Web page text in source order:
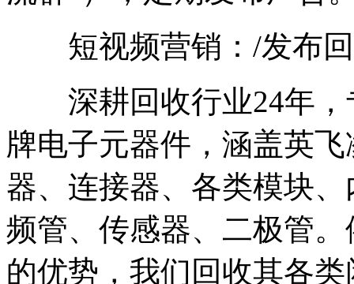
短视频营销：/发布回
深耕回收行业24年，
牌电子元器件，涵盖英
器、连接器、各类模块
频管、传感器、二极管
的优势，我们回收其各